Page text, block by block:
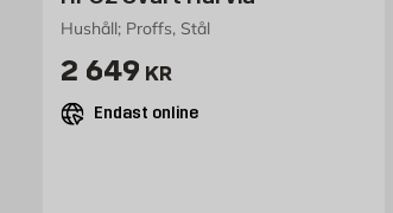
Hushåll; Proffs, Stål
Pris 2649 kr
2 649 KR
Endast online